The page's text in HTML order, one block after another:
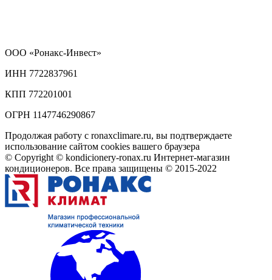
ООО «Ронакс-Инвест»
ИНН 7722837961
КПП 772201001
ОГРН 1147746290867
Продолжая работу с ronaxclimare.ru, вы подтверждаете
использование сайтом cookies вашего браузера
© Copyright © kondicionery-ronax.ru Интернет-магазин
кондиционеров. Все права защищены © 2015-2022